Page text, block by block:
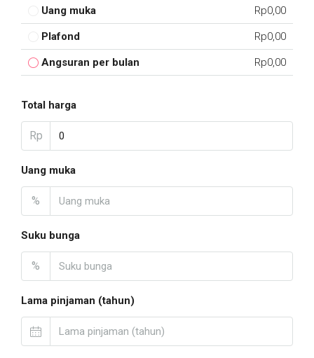
Uang muka Rp0,00
Plafond Rp0,00
Angsuran per bulan Rp0,00
Total harga
Rp
Uang muka
%
Suku bunga
%
Lama pinjaman (tahun)